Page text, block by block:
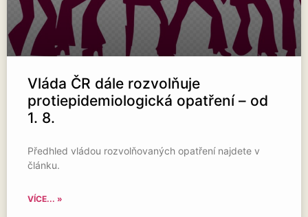
Vláda ČR dále rozvolňuje
protiepidemiologická opatření – od
1. 8.
Předhled vládou rozvolňovaných opatření najdete v
článku.
VÍCE... »